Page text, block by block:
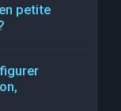
petite